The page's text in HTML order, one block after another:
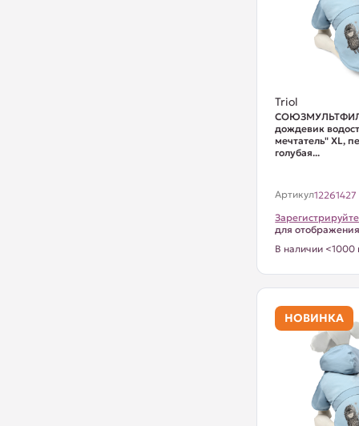
Triol
дождевик
мечтатель" XL,
голубая...
Артикул12261427
для
В наличии <1000
НОВИНКА